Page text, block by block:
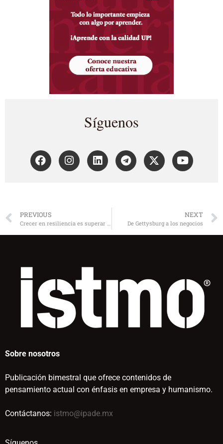
Síguenos
PREVIOUS NEXT
De Gettysburg a los negocios
Sobre nosotros
Publicación bimestral que ofrece contenidos de
pensamiento actual con énfasis en empresa y humanismo.
Contáctanos: istmo@ipade.mx